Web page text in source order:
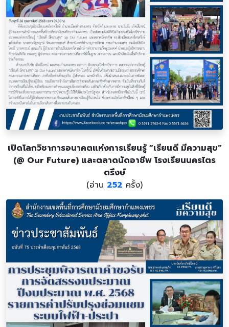
เปิดโลกวิชาการอนาคตแห่งการเรียนรู้ “เรียนดี มีความสุข”
(@ Our Future) และตลาดนัดอาชีพ โรงเรียนนครไตร
ตรึงษ์
(อ่าน 252 ครั้ง)